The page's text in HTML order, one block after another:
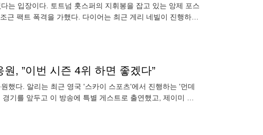
는 입장이다. 토트넘 홋스퍼의 지휘봉을 잡고 있는 앙제 포스
팩트 폭격을 가했다. 다이어는 최근 게리 네빌이 진행하는
, ”이번 시즌 4위 하면 좋겠다”
했다. 알리는 최근 영국 '스카이 스포츠'에서 진행하는 '먼데
기를 앞두고 이 방송에 특별 게스트로 출연했고, 제이미 캐